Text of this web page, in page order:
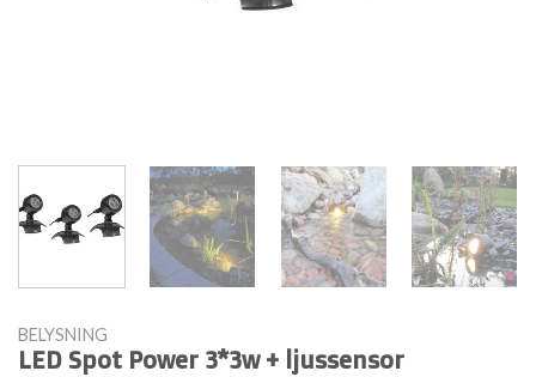
BELYSNING
LED Spot Power 3*3w + ljussensor